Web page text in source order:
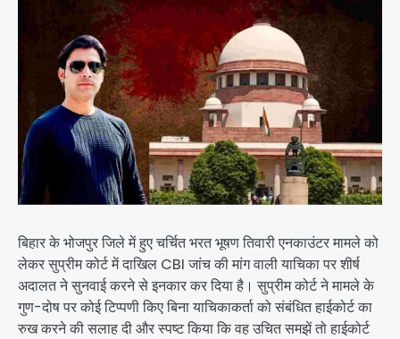
बिहार के भोजपुर जिले में हुए चर्चित भरत भूषण तिवारी एनकाउंटर मामले को
लेकर सुप्रीम कोर्ट में दाखिल CBI जांच की मांग वाली याचिका पर शीर्ष
अदालत ने सुनवाई करने से इनकार कर दिया है। सुप्रीम कोर्ट ने मामले के
गुण-दोष पर कोई टिप्पणी किए बिना याचिकाकर्ता को संबंधित हाईकोर्ट का
रुख करने की सलाह दी और स्पष्ट किया कि वह उचित समझें तो हाईकोर्ट